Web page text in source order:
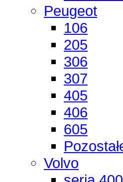
Peugeot
106
205
306
307
405
406
605
Volvo